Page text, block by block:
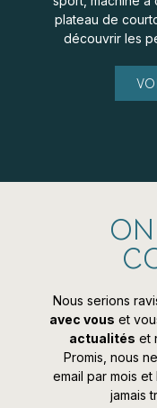
plateau de
découvrir les
Nous serions
avec vous et
actualités et
Promis, nous
email par mois
jamais